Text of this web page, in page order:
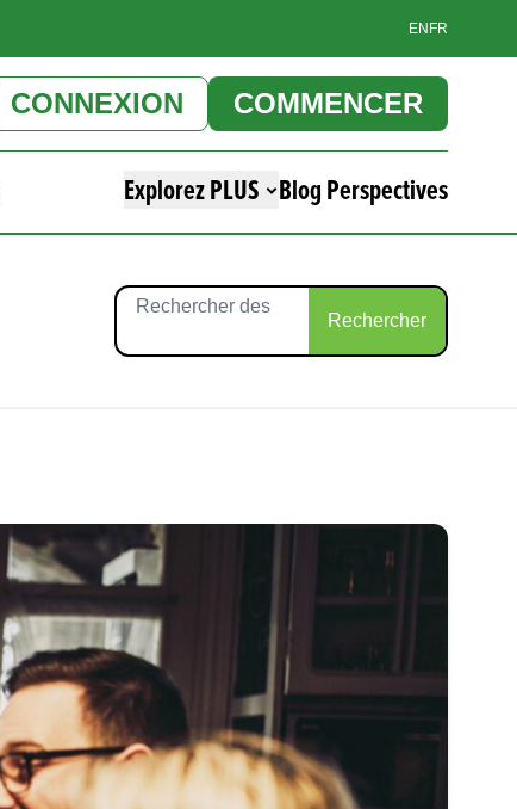
EN FR
CONNEXION COMMENCER
Explorez PLUS Blog Perspectives
Rechercher